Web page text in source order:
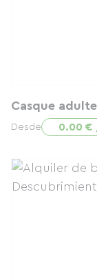
Casque
Desde 0.00 €